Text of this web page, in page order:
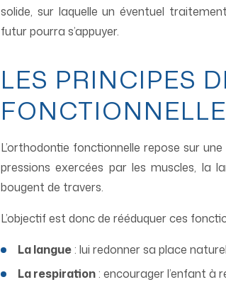
solide, sur laquelle un éventuel
futur pourra s’appuyer.
LES PRINCIPES
FONCTIONNELLE
L’orthodontie fonctionnelle repose sur
pressions exercées par les muscles, la
bougent de travers.
L’objectif est donc de rééduquer ces
La langue: lui redonner sa place
La respiration: encourager l’enfant à